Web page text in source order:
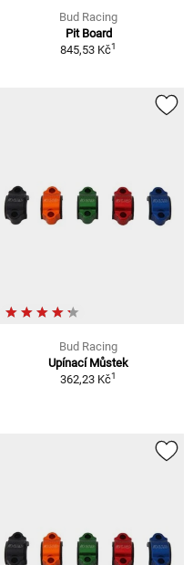
Bud Racing
Pit Board
845,53 Kč1
Bud Racing
Upínací Můstek
362,23 Kč1